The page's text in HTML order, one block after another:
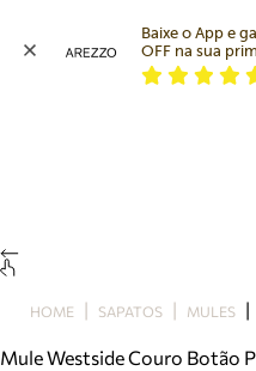
Bolsa
Tamanco
Baixe o App e
OFF na sua
HOME SAPATOS MULES
Mule Westside Couro Botão